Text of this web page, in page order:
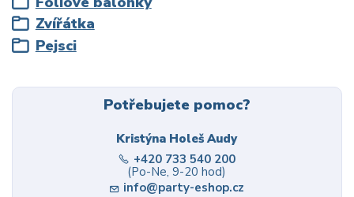
Zvířátka
Pejsci
Potřebujete pomoc?
Kristýna Holeš Audy
+420 733 540 200
(Po-Ne, 9-20 hod)
info@party-eshop.cz